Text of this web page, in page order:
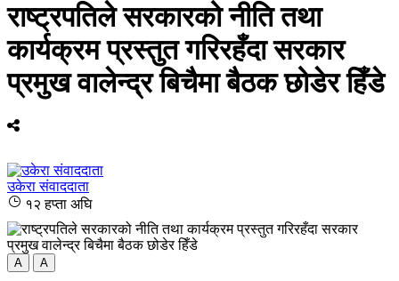
राष्ट्रपतिले सरकारको नीति तथा
कार्यक्रम प्रस्तुत गरिरहँदा सरकार
प्रमुख वालेन्द्र बिचैमा बैठक छोडेर हिँडे
उकेरा संवाददाता
१२ हप्ता अघि
A A